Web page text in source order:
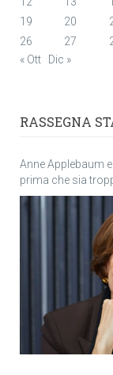
19
20
26
27
« Ott
Dic »
RASSEGNA
Anne Applebaum
prima che sia